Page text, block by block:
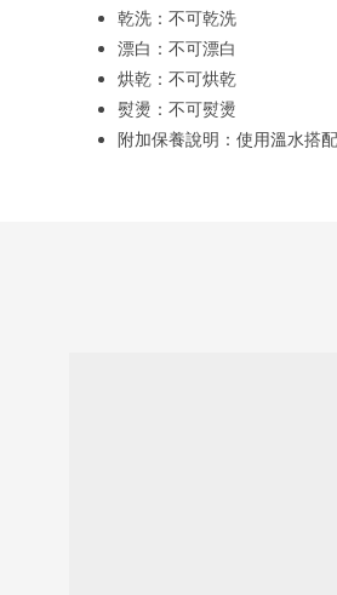
乾洗：不可乾洗
漂白：不可漂白
烘乾：不可烘乾
熨燙：不可熨燙
附加保養說明：使用溫水搭配